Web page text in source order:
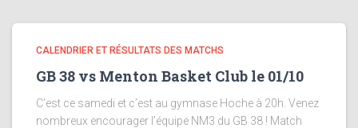
CALENDRIER ET RÉSULTATS DES MATCHS
GB 38 vs Menton Basket Club le 01/10
C’est ce samedi et c’est au gymnase Hoche à 20h. Venez
nombreux encourager l’équipe NM3 du GB 38 ! Match